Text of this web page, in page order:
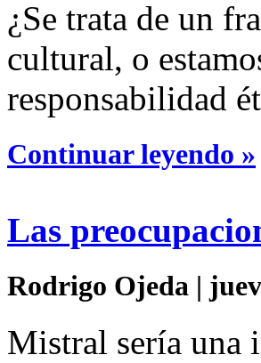
¿Se trata de un
cultural, o
responsabilidad
Continuar leyendo »
Las
Rodrigo Ojeda |
Mistral sería una